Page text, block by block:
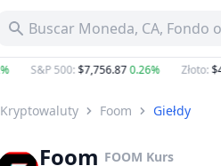
Buscar Moneda, CA, Fondo
S&P 500:$7,756.870.26% Złoto:
Kryptowaluty Foom Giełdy
Foom FOOM Kurs